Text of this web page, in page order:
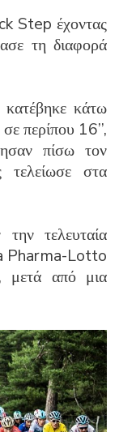
Step έχοντας
τη διαφορά
κάτω
περίπου 16’’,
πίσω τον
στα
τελευταία
Pharma-Lotto
μετά από μια